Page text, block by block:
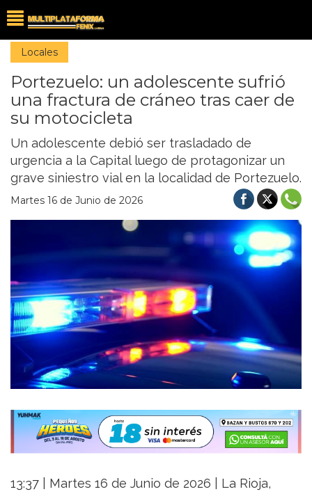
Locales
Portezuelo: un adolescente sufrió
una fractura de cráneo tras caer de
su motocicleta
Un adolescente debió ser trasladado de
urgencia a la Capital luego de protagonizar un
grave siniestro vial en la localidad de Portezuelo.
Martes 16 de Junio de 2026
13:37 | Martes 16 de Junio de 2026 | La Rioja,